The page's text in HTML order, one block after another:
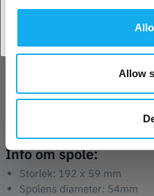
Allow
design med den innovativa
Förhöj din 3D-utskriftsupplevelse
Filament - där teknik och
utskrifter som verkligen är
mellan två toner, lyxig textur
omdefinierar dual-tone elegans!
Info om spole:
Storlek: 192 x 59 mm
Spolens diameter: 54mm